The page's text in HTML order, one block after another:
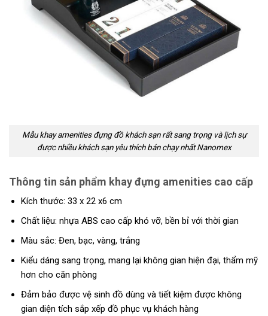
Mẫu khay amenities đựng đồ khách sạn rất sang trọng và lịch sự
được nhiều khách sạn yêu thích bán chạy nhất Nanomex
Thông tin sản phẩm khay đựng amenities cao cấp
Kích thước: 33 x 22 x6 cm
Chất liệu: nhựa ABS cao cấp khó vỡ, bền bỉ với thời gian
Màu sắc: Đen, bạc, vàng, trắng
Kiểu dáng sang trọng, mang lại không gian hiện đại, thẩm mỹ
hơn cho căn phòng
Đảm bảo được vệ sinh đồ dùng và tiết kiệm được không
gian diện tích sắp xếp đồ phục vụ khách hàng